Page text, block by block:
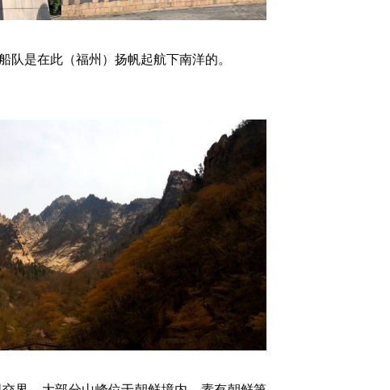
队是在此（福州）扬帆起航下南洋的。